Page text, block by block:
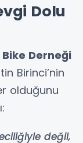
Dolu
Derneği
Birinci’nin
olduğunu
değil,